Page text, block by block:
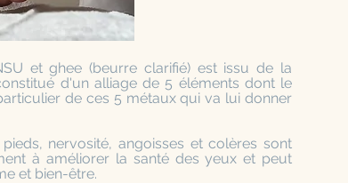
et ghee (beurre clarifié) est issu de la
d'un alliage de 5 éléments dont le
de ces 5 métaux qui va lui donner
nervosité, angoisses et colères sont
à améliorer la santé des yeux et peut
et bien-être.